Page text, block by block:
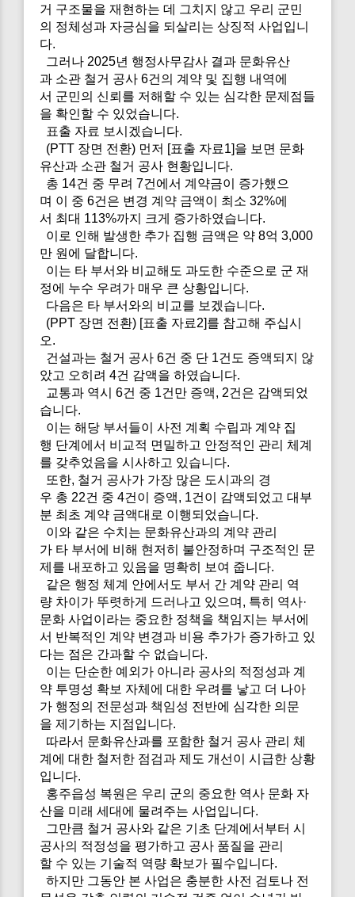
거 구조물을 재현하는 데 그치지 않고 우리 군민
의 정체성과 자긍심을 되살리는 상징적 사업입니
다.
그러나 2025년 행정사무감사 결과 문화유산
과 소관 철거 공사 6건의 계약 및 집행 내역에
서 군민의 신뢰를 저해할 수 있는 심각한 문제점들
을 확인할 수 있었습니다.
표출 자료 보시겠습니다.
(PTT 장면 전환) 먼저 [표출 자료1]을 보면 문화
유산과 소관 철거 공사 현황입니다.
총 14건 중 무려 7건에서 계약금이 증가했으
며 이 중 6건은 변경 계약 금액이 최소 32%에
서 최대 113%까지 크게 증가하였습니다.
이로 인해 발생한 추가 집행 금액은 약 8억 3,000
만 원에 달합니다.
이는 타 부서와 비교해도 과도한 수준으로 군 재
정에 누수 우려가 매우 큰 상황입니다.
다음은 타 부서와의 비교를 보겠습니다.
(PPT 장면 전환) [표출 자료2]를 참고해 주십시
오.
건설과는 철거 공사 6건 중 단 1건도 증액되지 않
았고 오히려 4건 감액을 하였습니다.
교통과 역시 6건 중 1건만 증액, 2건은 감액되었
습니다.
이는 해당 부서들이 사전 계획 수립과 계약 집
행 단계에서 비교적 면밀하고 안정적인 관리 체계
를 갖추었음을 시사하고 있습니다.
또한, 철거 공사가 가장 많은 도시과의 경
우 총 22건 중 4건이 증액, 1건이 감액되었고 대부
분 최초 계약 금액대로 이행되었습니다.
이와 같은 수치는 문화유산과의 계약 관리
가 타 부서에 비해 현저히 불안정하며 구조적인 문
제를 내포하고 있음을 명확히 보여 줍니다.
같은 행정 체계 안에서도 부서 간 계약 관리 역
량 차이가 뚜렷하게 드러나고 있으며, 특히 역사·
문화 사업이라는 중요한 정책을 책임지는 부서에
서 반복적인 계약 변경과 비용 추가가 증가하고 있
다는 점은 간과할 수 없습니다.
이는 단순한 예외가 아니라 공사의 적정성과 계
약 투명성 확보 자체에 대한 우려를 낳고 더 나아
가 행정의 전문성과 책임성 전반에 심각한 의문
을 제기하는 지점입니다.
따라서 문화유산과를 포함한 철거 공사 관리 체
계에 대한 철저한 점검과 제도 개선이 시급한 상황
입니다.
홍주읍성 복원은 우리 군의 중요한 역사 문화 자
산을 미래 세대에 물려주는 사업입니다.
그만큼 철거 공사와 같은 기초 단계에서부터 시
공사의 적정성을 평가하고 공사 품질을 관리
할 수 있는 기술적 역량 확보가 필수입니다.
하지만 그동안 본 사업은 충분한 사전 검토나 전